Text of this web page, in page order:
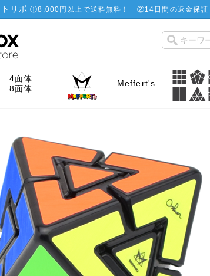
トリボ ①8,000円以上で送料無料！ ②14日間の返金保
4面体
8面体
Meffert's